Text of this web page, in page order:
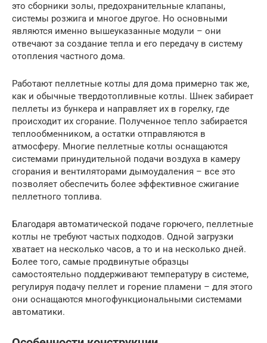
это сборники золы, предохранительные клапаны,
системы розжига и многое другое. Но основными
являются именно вышеуказанные модули – они
отвечают за создание тепла и его передачу в систему
отопления частного дома.
Работают пеллетные котлы для дома примерно так же,
как и обычные твердотопливные котлы. Шнек забирает
пеллеты из бункера и направляет их в горелку, где
происходит их сгорание. Полученное тепло забирается
теплообменником, а остатки отправляются в
атмосферу. Многие пеллетные котлы оснащаются
системами принудительной подачи воздуха в камеру
сгорания и вентиляторами дымоудаления – все это
позволяет обеспечить более эффективное сжигание
пеллетного топлива.
Благодаря автоматической подаче горючего, пеллетные
котлы не требуют частых подходов. Одной загрузки
хватает на несколько часов, а то и на несколько дней.
Более того, самые продвинутые образцы
самостоятельно поддерживают температуру в системе,
регулируя подачу пеллет и горение пламени – для этого
они оснащаются многофункциональными системами
автоматики.